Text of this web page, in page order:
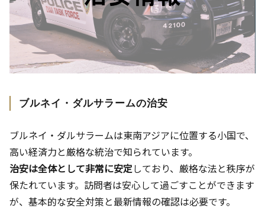
ブルネイ・ダルサラームの治安
ブルネイ・ダルサラームは東南アジアに位置する小国で、
高い経済力と厳格な統治で知られています。
治安は全体として非常に安定しており、厳格な法と秩序が
保たれています。訪問者は安心して過ごすことができます
が、基本的な安全対策と最新情報の確認は必要です。